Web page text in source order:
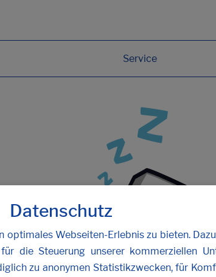
Service
Sie uns.
Datenschutz
optimales Webseiten-Erlebnis zu bieten.
die Steuerung unserer kommerziellen
zu anonymen Statistikzwecken, für